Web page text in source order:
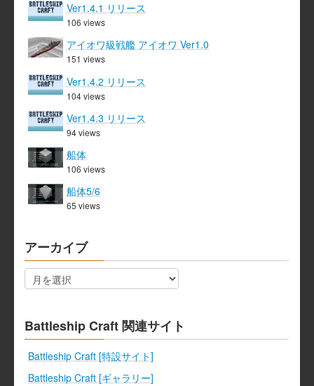
Ver1.4.1 リリース
106 views
アイオワ級戦艦 アイオワ Ver1.0
151 views
Ver1.4.2 リリース
104 views
Ver1.4.3 リリース
94 views
船体
106 views
船体5/6
65 views
アーカイブ
ア
ー
ブ
Battleship Craft 関連サイト
Battleship Craft [特設サイト]
Battleship Craft [ギャラリー]